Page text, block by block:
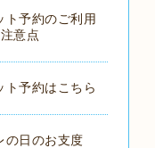
ト予約のご利用
意点
ト予約はこちら
の日のお支度